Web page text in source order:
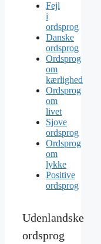
Fejl
i
ordsprog
Danske
ordsprog
Ordsprog
om
kærlighed
Ordsprog
om
livet
Sjove
ordsprog
Ordsprog
om
lykke
Positive
ordsprog
Udenlandske
ordsprog